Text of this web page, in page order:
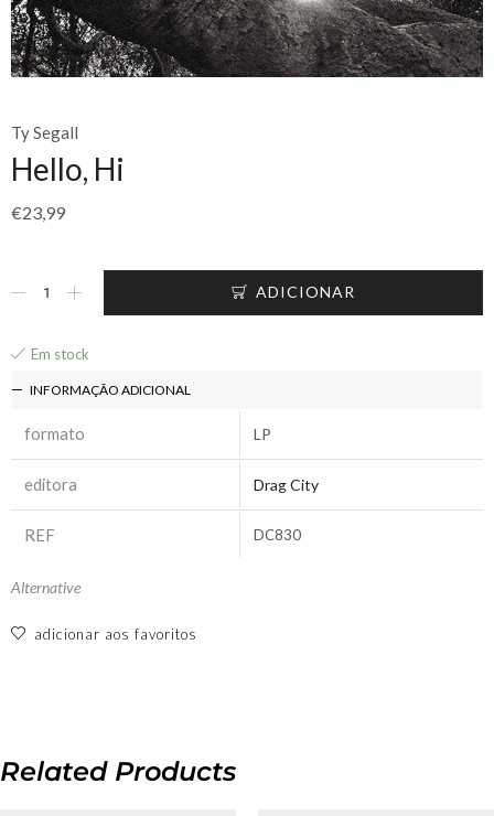
Ty Segall
Hello, Hi
€23,99
ADICIONAR
Em stock
INFORMAÇÃO ADICIONAL
formato LP
editora Drag City
REF DC830
Alternative
adicionar aos favoritos
Related Products